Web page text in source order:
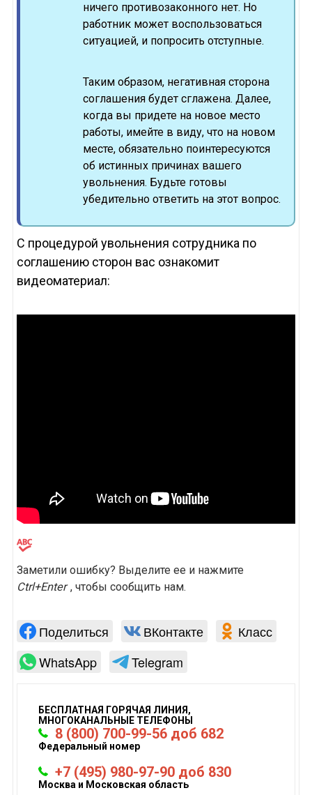
ничего противозаконного нет. Но
работник может воспользоваться
ситуацией, и попросить отступные.
Таким образом, негативная сторона
соглашения будет сглажена. Далее,
когда вы придете на новое место
работы, имейте в виду, что на новом
месте, обязательно поинтересуются
об истинных причинах вашего
увольнения. Будьте готовы
убедительно ответить на этот вопрос.
С процедурой увольнения сотрудника по
соглашению сторон вас ознакомит
видеоматериал:
Заметили ошибку? Выделите ее и нажмите
Ctrl+Enter , чтобы сообщить нам.
Поделиться ВКонтакте
Класс
WhatsApp
Telegram
БЕСПЛАТНАЯ ГОРЯЧАЯ ЛИНИЯ,
МНОГОКАНАЛЬНЫЕ ТЕЛЕФОНЫ
8 (800) 700-99-56 доб 682
Федеральный номер
+7 (495) 980-97-90 доб 830
Москва и Московская область